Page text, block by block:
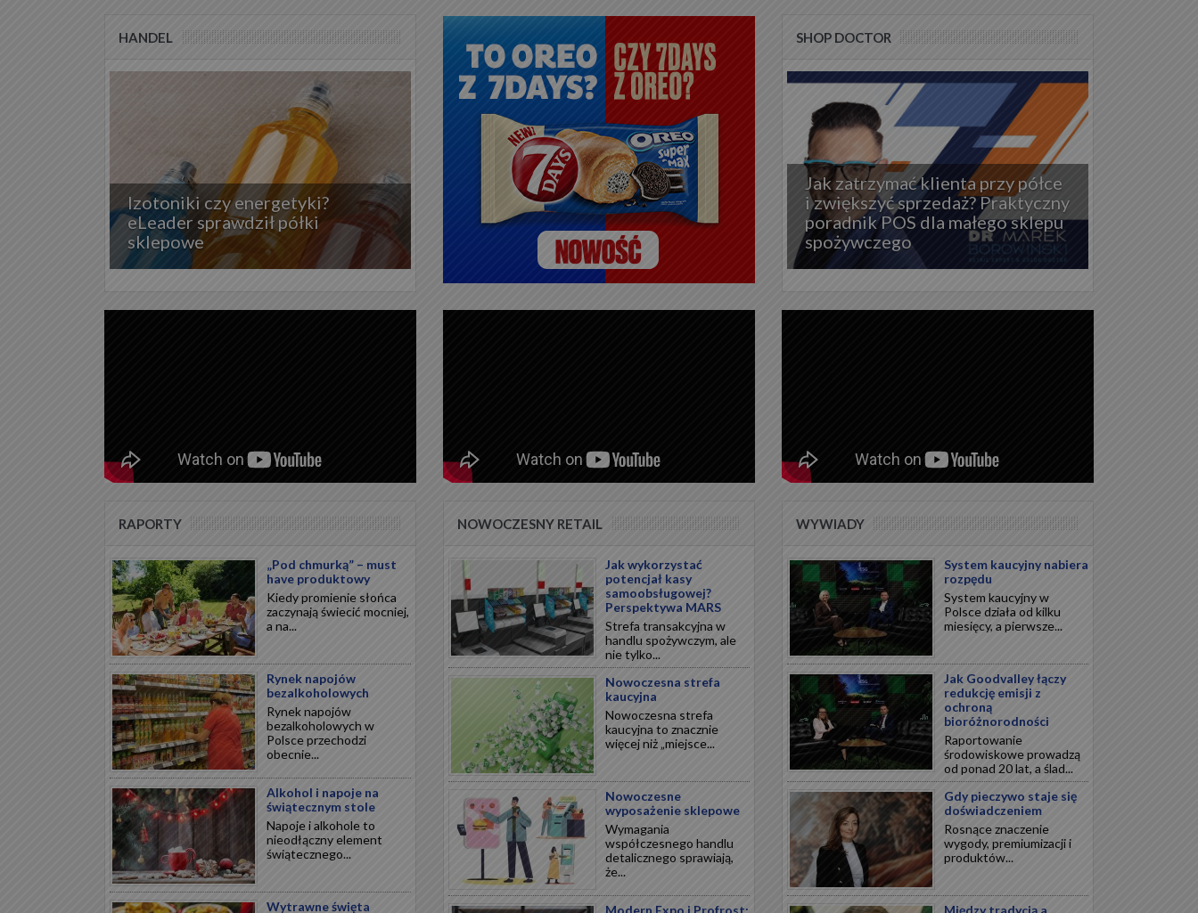
HANDEL
Izotoniki czy energetyki?
eLeader sprawdził półki
sklepowe
SHOP DOCTOR
Jak zatrzymać klienta przy półce
i zwiększyć sprzedaż? Praktyczny
poradnik POS dla małego sklepu
spożywczego
RAPORTY
„Pod chmurką” – must
have produktowy
Kiedy promienie słońca
zaczynają świecić mocniej,
a na...
Rynek napojów
bezalkoholowych
Rynek napojów
bezalkoholowych w
Polsce przechodzi
obecnie...
Alkohol i napoje na
świątecznym stole
Napoje i alkohole to
nieodłączny element
świątecznego...
Wytrawne święta
NOWOCZESNY RETAIL
Jak wykorzystać
potencjał kasy
samoobsługowej?
Perspektywa MARS
Strefa transakcyjna w
handlu spożywczym, ale
nie tylko...
Nowoczesna strefa
kaucyjna
Nowoczesna strefa
kaucyjna to znacznie
więcej niż „miejsce...
Nowoczesne
wyposażenie sklepowe
Wymagania
współczesnego handlu
detalicznego sprawiają,
że...
Modern Expo i Profrost:
WYWIADY
System kaucyjny nabiera
rozpędu
System kaucyjny w
Polsce działa od kilku
miesięcy, a pierwsze...
Jak Goodvalley łączy
redukcję emisji z
ochroną
bioróżnorodności
Raportowanie
środowiskowe prowadzą
od ponad 20 lat, a ślad...
Gdy pieczywo staje się
doświadczeniem
Rosnące znaczenie
wygody, premiumizacji i
produktów...
Między tradycją a